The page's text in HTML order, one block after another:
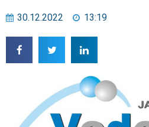
30.12.2022 13:19